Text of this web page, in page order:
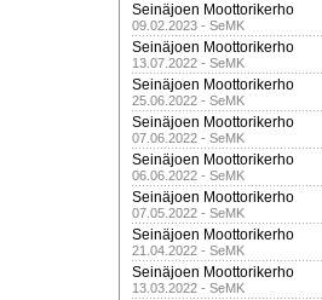
Seinäjoen Moottorikerho
09.02.2023 - SeMK
Seinäjoen Moottorikerho
13.07.2022 - SeMK
Seinäjoen Moottorikerho
25.06.2022 - SeMK
Seinäjoen Moottorikerho
07.06.2022 - SeMK
Seinäjoen Moottorikerho
06.06.2022 - SeMK
Seinäjoen Moottorikerho
07.05.2022 - SeMK
Seinäjoen Moottorikerho
21.04.2022 - SeMK
Seinäjoen Moottorikerho
13.03.2022 - SeMK